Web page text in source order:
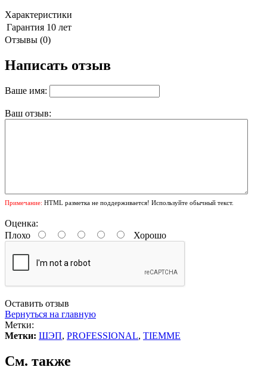
Характеристики
Гарантия 10 лет
Отзывы (0)
Написать отзыв
Ваше имя:
Ваш отзыв:
Примечание: HTML разметка не поддерживается! Используйте обычный текст.
Оценка:
Плохо
Хорошо
Оставить отзыв
Вернуться на главную
Метки:
Метки: ШЭП, PROFESSIONAL, TIEMME
См. также